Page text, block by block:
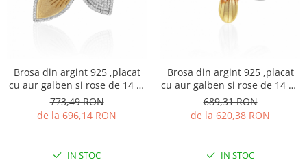
Brosa din argint 925 ,placat
cu aur galben si rose de 14 kt
, Piatra : perla de laborator si
cubic zirconia ,Culoare : alb si
transparent
773,49 RON
de la 696,14 RON
IN STOC
Brosa din argint 925 ,placat
cu aur galben si rose de 14 kt,
Piatra: zirconia fatetata si
cubic zirconia , Culoare :
transparenta , Culoare:
689,31 RON
de la 620,38 RON
IN STOC